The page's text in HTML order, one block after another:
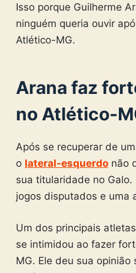
Isso porque Guilherme
ninguém queria ouvir
Atlético-MG.
Arana faz
no Atlético-
Após se recuperar de
o lateral-esquerdonão
sua titularidade no
jogos disputados e uma
Um dos principais
se intimidou ao fazer
MG. Ele deu sua